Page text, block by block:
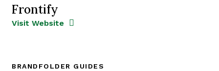
Frontify
Opens new window
Visit Website Opens New Window
BRANDFOLDER GUIDES